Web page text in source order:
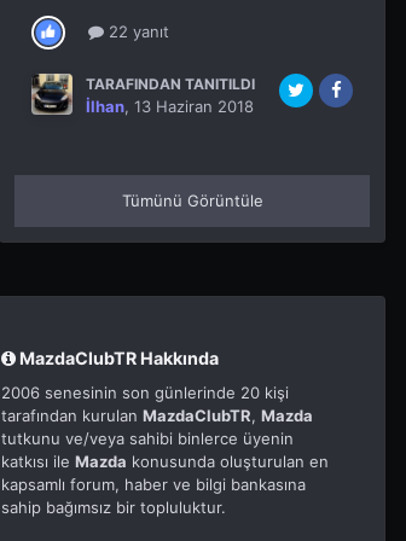
22 yanıt
TARAFINDAN TANITILDI
İlhan, 13 Haziran 2018
Tümünü Görüntüle
MazdaClubTR Hakkında
2006 senesinin son günlerinde 20 kişi
tarafından kurulan MazdaClubTR, Mazda
tutkunu ve/veya sahibi binlerce üyenin
katkısı ile Mazda konusunda oluşturulan en
kapsamlı forum, haber ve bilgi bankasına
sahip bağımsız bir topluluktur.